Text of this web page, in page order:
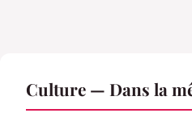
Culture — Dans la